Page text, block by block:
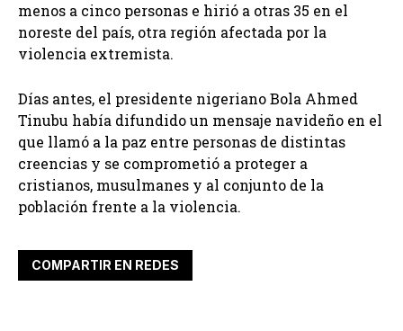
menos a cinco personas e hirió a otras 35 en el
noreste del país, otra región afectada por la
violencia extremista.
Días antes, el presidente nigeriano Bola Ahmed
Tinubu había difundido un mensaje navideño en el
que llamó a la paz entre personas de distintas
creencias y se comprometió a proteger a
cristianos, musulmanes y al conjunto de la
población frente a la violencia.
COMPARTIR EN REDES